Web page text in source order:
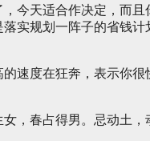
，今天适合作决定，而
实规划一阵子的省钱
速度在狂奔，表示你
，春占得男。忌动土，